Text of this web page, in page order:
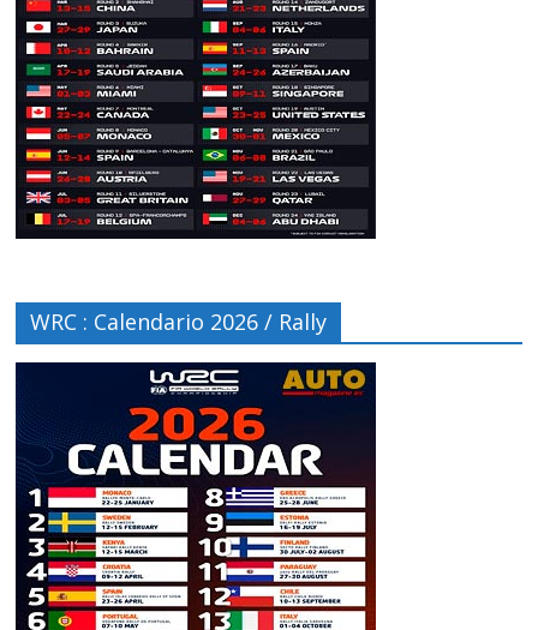
WRC : Calendario 2026 / Rally